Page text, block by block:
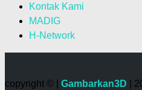
Kontak Kami
MADIG
H-Network
copyright © | Gambarkan3D |